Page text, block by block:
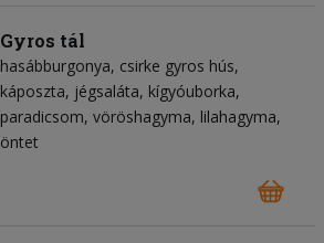
Gyros tál
hasábburgonya csirke gyros hús
káposzta jégsaláta kígyóuborka
paradicsom vöröshagyma lilahagyma
öntet